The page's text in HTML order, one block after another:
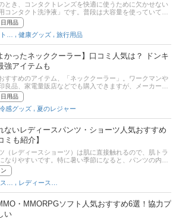
とき、コンタクトレンズを快適に使うために欠かせない
コンタクト洗浄液」です。普段は大容量を使っていて
には小さくて軽いボトルが便利ですよね。しかし、種類
れを選べばいいのかわからない」と迷う方も多いはず。
、旅行にぴったりな携帯サイズのコンタクト洗浄液の選
やコンビニ、ドラッグストアで人気のコンタクト用
液をご紹介します。
用品
健康グッズ 旅行用品
かったネッククーラー】口コミ人気は？ ドンキ
強アイテムも
すすめのアイテム、「ネッククーラー」。ワークマンや
良品、家電量販店などでも購入できますが、メーカーや
インなど、どの商品がいいか迷うポイントがたくさんあ
この記事では、みんながおすすめする「買ってよかった
ー」だけを紹介します。 商品の口コミはもちろん、コス
さ、保冷力などの評価ポイントも聞いてみたので、各項
て商品選びの参考にしてください！
用品
感グッズ 夏のレジャー
ないレディースパンツ・ショーツ人気おすすめ
ミも紹介】
（レディースショーツ）は肌に直接触れるので、肌トラ
なりやすいです。特に暑い季節になると、パンツの内側
感が増すという人も多いでしょう。しかし、パンツには
造になっているものもあり、蒸れにくいものを選ぶこと
肌トラブルを防いだり、不快感を和らげたりすることが
こでは、パンツが蒸れる理由からおすすめの蒸れないパ
く解説します。おすすめ商品や愛用者の口コミ、通販の
グも掲載しているので、ぜひ最後までチェックしてくだ
・MMORPGソフト人気おすすめ6選！協力プ
い